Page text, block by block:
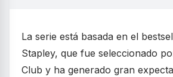
La serie está basada en el
Stapley, que fue seleccionado
Club y ha generado gran